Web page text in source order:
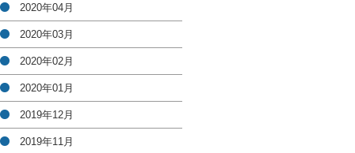
2020年04月
2020年03月
2020年02月
2020年01月
2019年12月
2019年11月